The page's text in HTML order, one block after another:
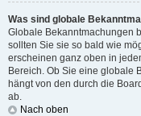
Was sind globale
Globale Bekanntmachungen
sollten Sie sie so bald wie
erscheinen ganz oben in
Bereich. Ob Sie eine globale
hängt von den durch die
ab.
Nach oben